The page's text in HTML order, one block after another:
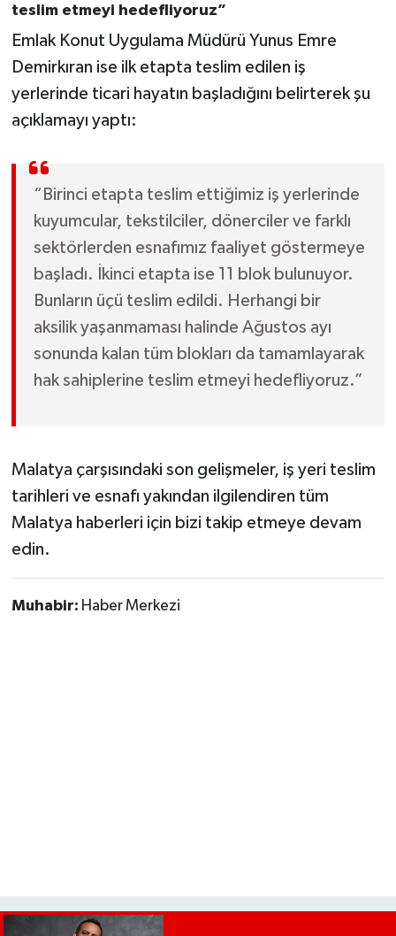
teslim etmeyi hedefliyoruz”
Emlak Konut Uygulama Müdürü Yunus Emre
Demirkıran ise ilk etapta teslim edilen iş
yerlerinde ticari hayatın başladığını belirterek şu
açıklamayı yaptı:
“Birinci etapta teslim ettiğimiz iş yerlerinde
kuyumcular, tekstilciler, dönerciler ve farklı
sektörlerden esnafımız faaliyet göstermeye
başladı. İkinci etapta ise 11 blok bulunuyor.
Bunların üçü teslim edildi. Herhangi bir
aksilik yaşanmaması halinde Ağustos ayı
sonunda kalan tüm blokları da tamamlayarak
hak sahiplerine teslim etmeyi hedefliyoruz.”
Malatya çarşısındaki son gelişmeler, iş yeri teslim
tarihleri ve esnafı yakından ilgilendiren tüm
Malatya haberleri için bizi takip etmeye devam
edin.
Muhabir: Haber Merkezi